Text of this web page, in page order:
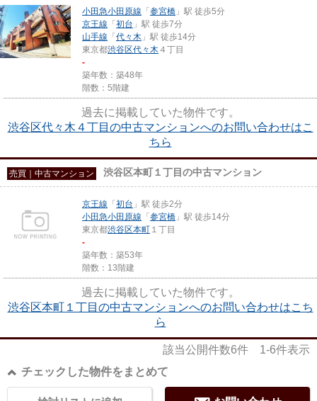
小田急小田原線 「参宮橋 」駅 徒歩5分
京王線 「初台 」駅 徒歩7分
山手線 「代々木 」駅 徒歩14分
東京都渋谷区代々木 ４丁目
-
築年数：築48年
階数：5階建
過去に掲載していた物件です。
渋谷区代々木４丁目の中古マンションへのお問い合わせはこ
ちら
売買｜中古マンション 渋谷区本町１丁目の中古マンション
京王線 「初台 」駅 徒歩2分
小田急小田原線 「参宮橋 」駅 徒歩14分
東京都渋谷区本町 １丁目
-
築年数：築53年
階数：13階建
過去に掲載していた物件です。
渋谷区本町１丁目の中古マンションへのお問い合わせはこち
ら
該当公開件数6件 1-6件表示
チェックした物件をまとめて